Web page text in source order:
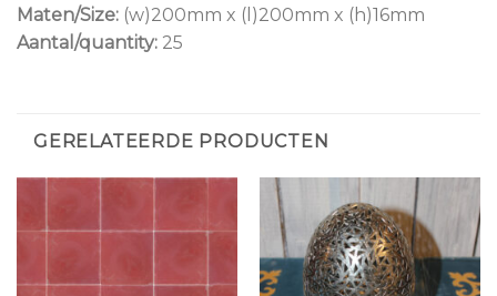
Maten/Size: (w)200mm x (l)200mm x (h)16mm
Aantal/quantity: 25
GERELATEERDE PRODUCTEN